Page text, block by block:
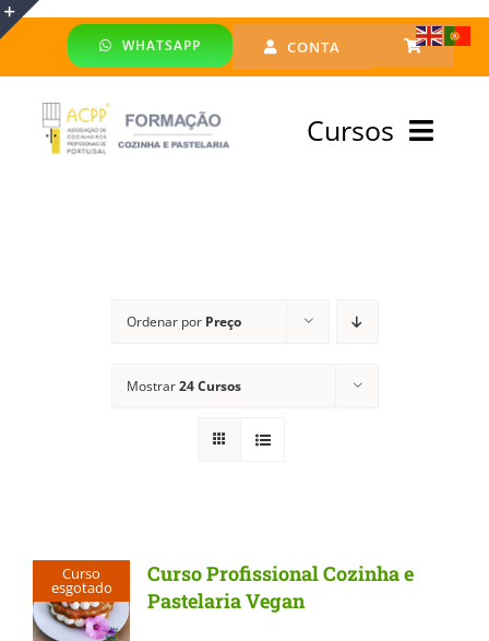
Skip
WHATSAPP CONTA
Cursos
Financiado
Ordenar por Preço
Mostrar24 Cursos
Curso
esgotado
Curso Profissional Cozinha e
Pastelaria Vegan